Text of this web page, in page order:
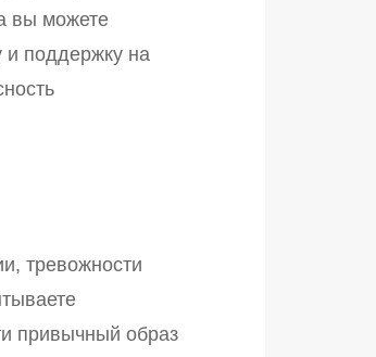
вы можете
и поддержку на
тревожности
привычный образ